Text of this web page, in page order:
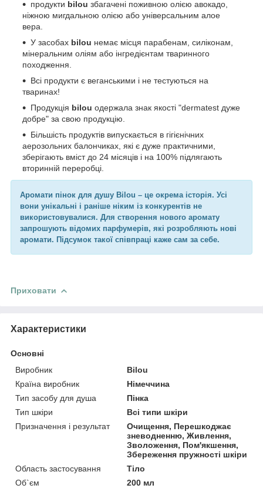
продукти bilou збагачені поживною олією авокадо,
ніжною мигдальною олією або універсальним алое
вера.
У засобах bilou немає місця парабенам, силіконам,
мінеральним оліям або інгредієнтам тваринного
походження.
Всі продукти є веганськими і не тестуються на
тваринах!
Продукція bilou одержала знак якості "dermatest дуже
добре" за свою продукцію.
Більшість продуктів випускається в гігієнічних
аерозольних балончиках, які є дуже практичними,
зберігають вміст до 24 місяців і на 100% підлягають
вторинній переробці.
Аромати пінок для душу Bilou – це окрема історія. Усі
вони унікальні і раніше ніким із конкурентів не
використовувалися. Для створення нового аромату
запрошують відомих парфумерів, які розробляють нові
аромати. Підсумок такої співпраці каже сам за себе.
Приховати
Характеристики
Основні
Виробник
Bilou
Країна виробник
Німеччина
Тип засобу для душа
Пінка
Тип шкіри
Всі типи шкіри
Призначення і результат
Очищення, Перешкоджає
зневодненню, Живлення,
Зволоження, Пом'якшення,
Збереження пружності шкіри
Область застосування
Тіло
Об`єм
200 мл